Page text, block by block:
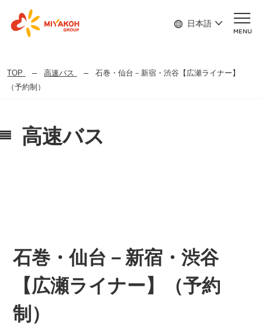
日本語
MENU
TOP 高速バス
石巻・仙台－新宿・渋谷【広瀬ライナー】
（予約制）
高速バス
石巻・仙台－新宿・渋谷
【広瀬ライナー】（予約
制）